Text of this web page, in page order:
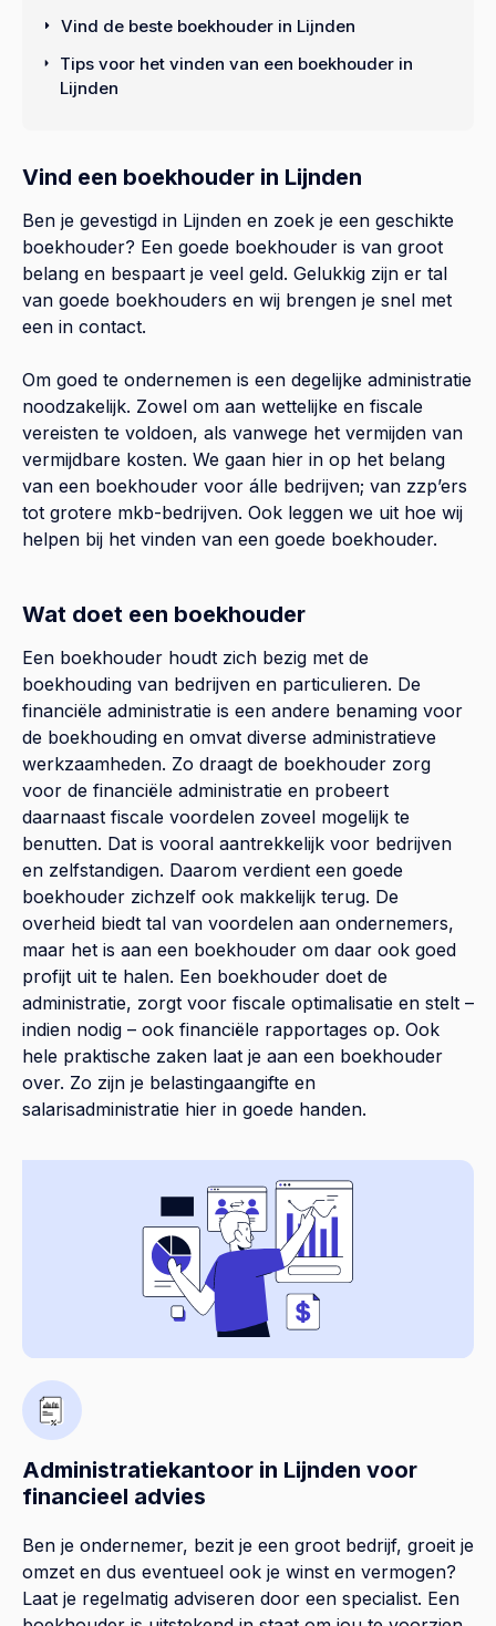
Vind een boekhouder in Lijnden
Ben je gevestigd in Lijnden en zoek je een geschikte
boekhouder? Een goede boekhouder is van groot
belang en bespaart je veel geld. Gelukkig zijn er tal
van goede boekhouders en wij brengen je snel met
een in contact.
Om goed te ondernemen is een degelijke administratie
noodzakelijk. Zowel om aan wettelijke en fiscale
vereisten te voldoen, als vanwege het vermijden van
vermijdbare kosten. We gaan hier in op het belang
van een boekhouder voor álle bedrijven; van zzp’ers
tot grotere mkb-bedrijven. Ook leggen we uit hoe wij
helpen bij het vinden van een goede boekhouder.
Wat doet een boekhouder
Een boekhouder houdt zich bezig met de
boekhouding van bedrijven en particulieren. De
financiële administratie is een andere benaming voor
de boekhouding en omvat diverse administratieve
werkzaamheden. Zo draagt de boekhouder zorg
voor de financiële administratie en probeert
daarnaast fiscale voordelen zoveel mogelijk te
benutten. Dat is vooral aantrekkelijk voor bedrijven
en zelfstandigen. Daarom verdient een goede
boekhouder zichzelf ook makkelijk terug. De
overheid biedt tal van voordelen aan ondernemers,
maar het is aan een boekhouder om daar ook goed
profijt uit te halen. Een boekhouder doet de
administratie, zorgt voor fiscale optimalisatie en stelt –
indien nodig – ook financiële rapportages op. Ook
hele praktische zaken laat je aan een boekhouder
over. Zo zijn je belastingaangifte en
salarisadministratie hier in goede handen.
Administratiekantoor in Lijnden voor
financieel advies
Ben je ondernemer, bezit je een groot bedrijf, groeit je
omzet en dus eventueel ook je winst en vermogen?
Laat je regelmatig adviseren door een specialist. Een
Vind de beste boekhouder in Lijnden
Tips voor het vinden van een boekhouder in
Lijnden